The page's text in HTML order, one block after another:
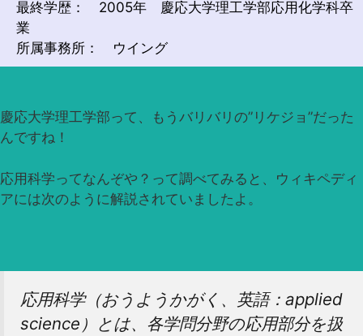
最終学歴： 2005年 慶応大学理工学部応用化学科卒
業
所属事務所： ウイング
慶応大学理工学部って、もうバリバリの”リケジョ”だった
んですね！
応用科学ってなんぞや？って調べてみると、ウィキペディ
アには次のように解説されていましたよ。
応用科学（おうようかがく、英語：applied
science）とは、各学問分野の応用部分を扱